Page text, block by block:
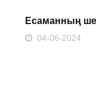
Есаманның
04-06-2024